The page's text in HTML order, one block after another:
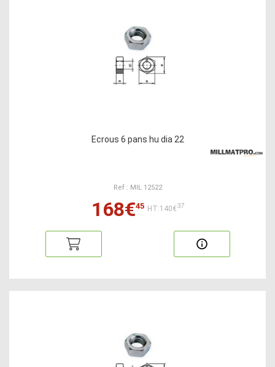
Ecrous 6 pans hu dia 22
Ref : MIL 12522
168€45 HT:140€37